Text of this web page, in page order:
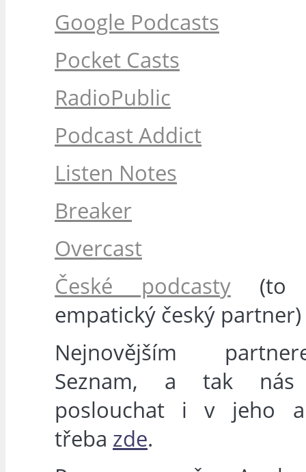
Google Podcasts
Pocket Casts
RadioPublic
Podcast Addict
Listen Notes
Breaker
Overcast
České podcasty(to
empatický český partner)
Nejnovějším
Seznam, a tak nás
poslouchat i v jeho
třeba zde.